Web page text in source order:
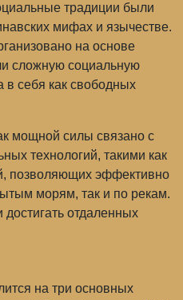
традиции были
мифах и язычестве.
на основе
сложную социальную
в себя как свободных
мощной силы связано с
технологий, такими как
позволяющих эффективно
морям, так и по рекам.
отдаленных
на три основных